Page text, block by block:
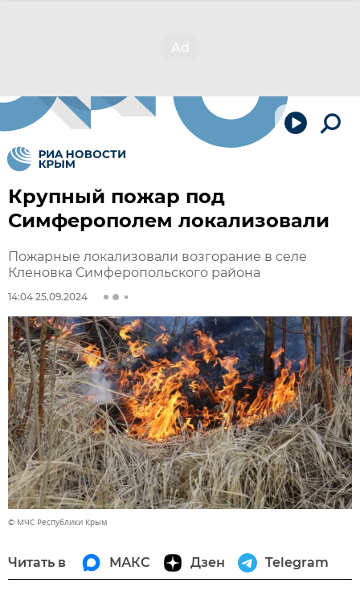
Крупный пожар под
Симферополем локализовали
Пожарные локализовали возгорание в селе
Кленовка Симферопольского района
14:04 25.09.2024
© МЧС Республики Крым
Читать в МАКС Дзен Telegram